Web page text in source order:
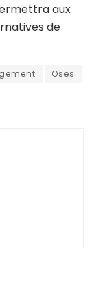
aux
de
Oses